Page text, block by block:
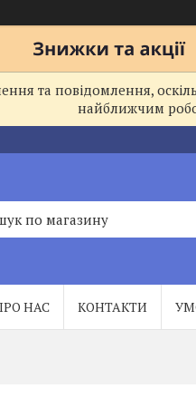
та повідомлення,
найближчим
НАС КОНТАКТИ